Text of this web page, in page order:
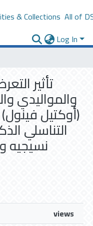
& Collections All of
Log In
والمواليدي
(أوكتيل
التناسلي
نسيجيه
views